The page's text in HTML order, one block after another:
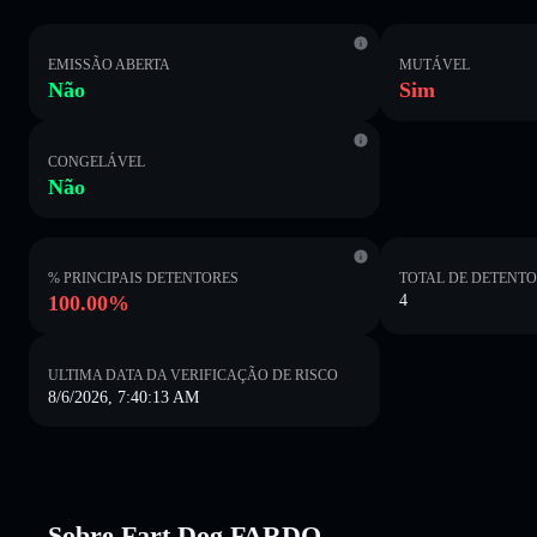
EMISSÃO ABERTA
Não
MUTÁVEL
Sim
CONGELÁVEL
Não
% PRINCIPAIS DETENTORES
100.00%
TOTAL DE
4
ULTIMA DATA DA VERIFICAÇÃO DE RISCO
8/6/2026, 7:40:13 AM